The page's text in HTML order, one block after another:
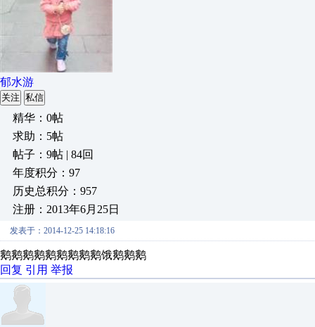
郁水游
关注 私信
精华：0帖
求助：5帖
帖子：9帖 | 84回
年度积分：97
历史总积分：957
注册：2013年6月25日
发表于：2014-12-25 14:18:16
鹅鹅鹅鹅鹅鹅鹅鹅鹅饿鹅鹅鹅
回复 引用 举报